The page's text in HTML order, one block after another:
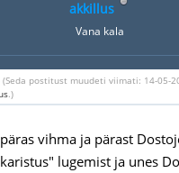
akkillus
Vana kala
(Seda postitust muudeti viimati: 14-05-
.)
vihma ja pärast
lugemist ja unes